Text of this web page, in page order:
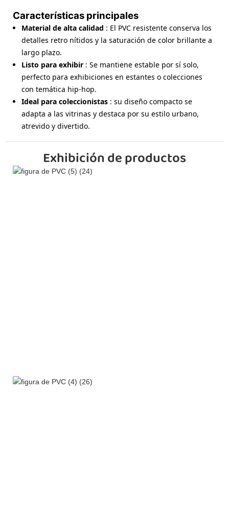
Características principales
Material de alta calidad : El PVC resistente conserva los
detalles retro nítidos y la saturación de color brillante a
largo plazo.
Listo para exhibir: Se mantiene estable por sí solo,
perfecto para exhibiciones en estantes o colecciones
con temática hip-hop.
Ideal para coleccionistas: su diseño compacto se
adapta a las vitrinas y destaca por su estilo urbano,
atrevido y divertido.
Exhibición de productos